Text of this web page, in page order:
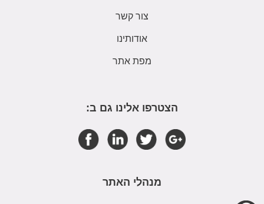
צור קשר
אודותינו
מפת אתר
הצטרפו אלינו גם ב:
מנהלי האתר